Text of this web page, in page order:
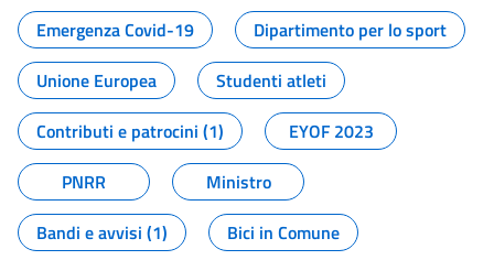
Emergenza Covid-19
Dipartimento per lo sport
Unione Europea
Studenti atleti
Contributi e patrocini (1)
EYOF 2023
PNRR
Ministro
Bandi e avvisi (1)
Bici in Comune